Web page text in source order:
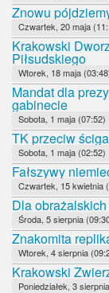
Znowu
Czwartek, 20 maja
Krakowski
Piłsudskiego
Wtorek, 18 maja
Mandat dla
gabinecie
Sobota, 1 maja (07:52)
TK przeciw
Sobota, 1 maja (02:52)
Fałszywy
Czwartek, 15 kwietnia
Dla
Środa, 5 sierpnia
Znakomita
Wtorek, 4 sierpnia
Krakowski
Poniedziałek, 3